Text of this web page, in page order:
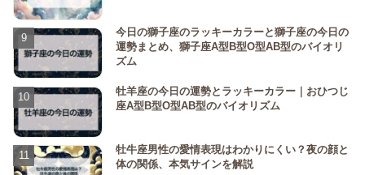
今日の獅子座のラッキーカラーと獅子座の今日の
運勢まとめ、獅子座A型B型O型AB型のバイオリ
ズム
牡羊座の今日の運勢とラッキーカラー｜おひつじ
座A型B型O型AB型のバイオリズム
牡牛座男性の愛情表現はわかりにくい？夜の顔と
体の関係、本気サインを解説